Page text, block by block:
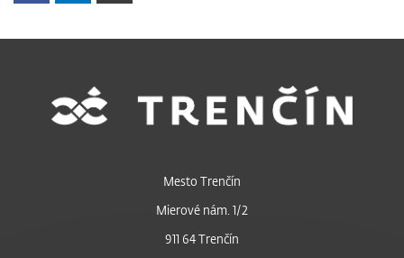
Mesto Trenčín
Mierové nám. 1/2
911 64 Trenčín